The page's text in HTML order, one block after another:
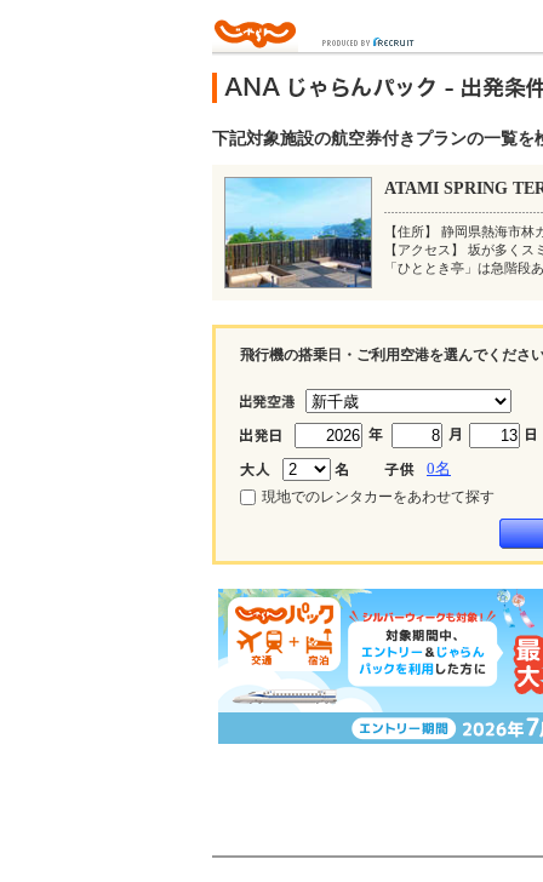
下記対象施設の航空券付きプランの一覧を
ATAMI SPRING
【住所】 静岡県熱海市林
【アクセス】 坂が多く
「ひととき亭」は急階段
飛行機の搭乗日・ご利用空港を選んでくださ
0名
現地でのレンタカーをあわせて探す